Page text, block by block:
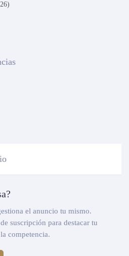
el anuncio tu mismo.
suscripción para destacar tu
competencia.